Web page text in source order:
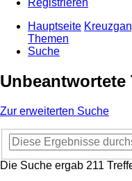
Registrieren
Hauptseite
Themen
Suche
Unbeantwortete
Zur erweiterten Suche
Die Suche ergab 211